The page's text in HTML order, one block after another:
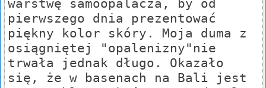
warstwę samoopalacza, by od
pierwszego dnia prezentować
piękny kolor skóry. Moja duma z
osiągniętej "opalenizny"nie
trwała jednak długo. Okazało
się, że w basenach na Bali jest